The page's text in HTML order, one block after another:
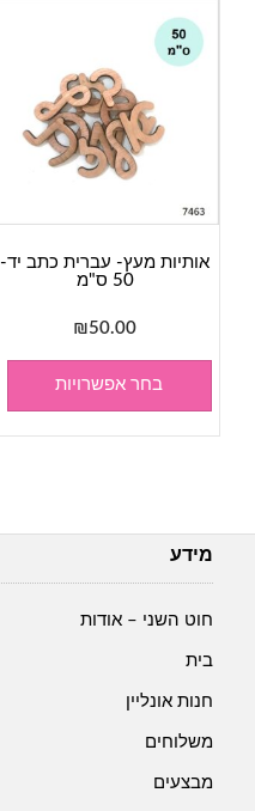
אותיות מעץ- עברית כתב יד-
50 ס"מ
₪50.00
בחר אפשרויות
מידע
חוט השני – אודות
בית
חנות אונליין
משלוחים
מבצעים